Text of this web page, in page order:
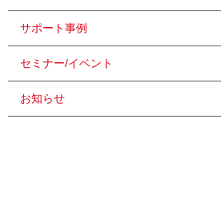
サポート事例
セミナー/イベント
お知らせ